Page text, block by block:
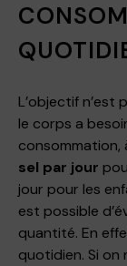
L’objectif n’est
le corps a
consommation,
sel par jour
jour pour les
est possible
quantité. En
quotidien. Si on